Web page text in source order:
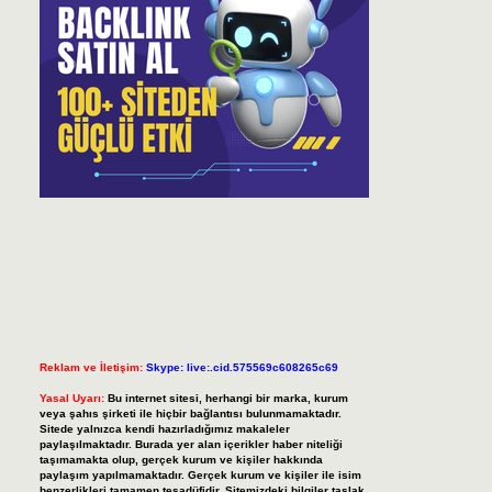
Reklam ve İletişim: Skype: live:.cid.575569c608265c69
Yasal Uyarı: Bu internet sitesi, herhangi bir marka, kurum
veya şahıs şirketi ile hiçbir bağlantısı bulunmamaktadır.
Sitede yalnızca kendi hazırladığımız makaleler
paylaşılmaktadır. Burada yer alan içerikler haber niteliği
taşımamakta olup, gerçek kurum ve kişiler hakkında
paylaşım yapılmamaktadır. Gerçek kurum ve kişiler ile isim